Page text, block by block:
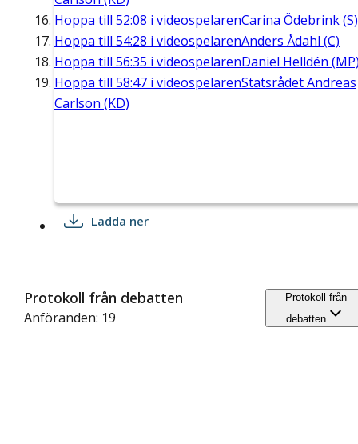
Hoppa till 52:08 i videospelarenCarina Ödebrink (S)
Hoppa till 54:28 i videospelarenAnders Ådahl (C)
Hoppa till 56:35 i videospelarenDaniel Helldén
Hoppa till 58:47 i videospelarenStatsrådet Andreas
Carlson (KD)
Ladda ner
Protokoll från debatten
Anföranden: 19
Protokoll från
debatten